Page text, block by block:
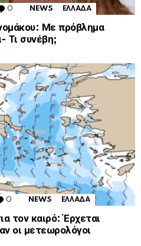
0 Comments
NEWS ΕΛΛΑΔΑ
Με πρόβλημα
Τι συνέβη;
0 Comments
NEWS ΕΛΛΑΔΑ
τον καιρό: Έρχεται
οι μετεωρολόγοι